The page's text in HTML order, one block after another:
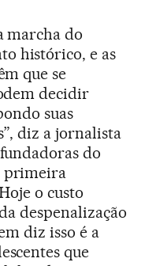
marcha do
histórico, e as
que se
decidir
suas
diz a jornalista
do
primeira
o custo
despenalização
diz isso é a
que